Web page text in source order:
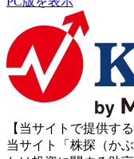
【当サイトで提供す
当サイト「株探（か